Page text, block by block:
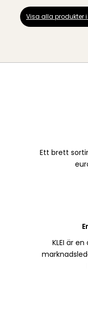
Visa alla produkter i
Ett brett
KLEI är